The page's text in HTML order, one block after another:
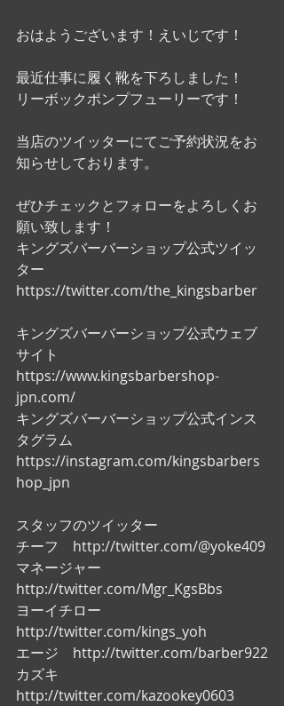
おはようございます！えいじです！
最近仕事に履く靴を下ろしました！
リーボックポンプフューリーです！
当店のツイッターにてご予約状況をお
知らせしております。
ぜひチェックとフォローをよろしくお
願い致します！
キングズバーバーショップ公式ツイッ
ター
https://twitter.com/the_kingsbarber
キングズバーバーショップ公式ウェブ
サイト
https://www.kingsbarbershop-
jpn.com/
キングズバーバーショップ公式インス
タグラム
https://instagram.com/kingsbarbers
hop_jpn
スタッフのツイッター
チーフ　http://twitter.com/@yoke409
マネージャー
http://twitter.com/Mgr_KgsBbs
ヨーイチロー
http://twitter.com/kings_yoh
エージ　http://twitter.com/barber922
カズキ
http://twitter.com/kazookey0603